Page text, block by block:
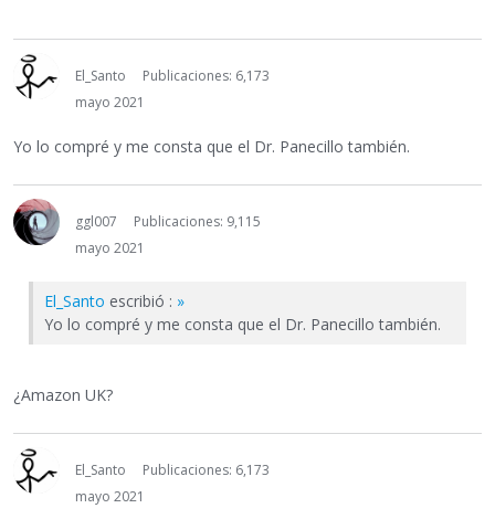
El_Santo
Publicaciones: 6,173
mayo 2021
Yo lo compré y me consta que el Dr. Panecillo también.
ggl007
Publicaciones: 9,115
mayo 2021
El_Santo escribió : »
Yo lo compré y me consta que el Dr. Panecillo también.
¿Amazon UK?
El_Santo
Publicaciones: 6,173
mayo 2021